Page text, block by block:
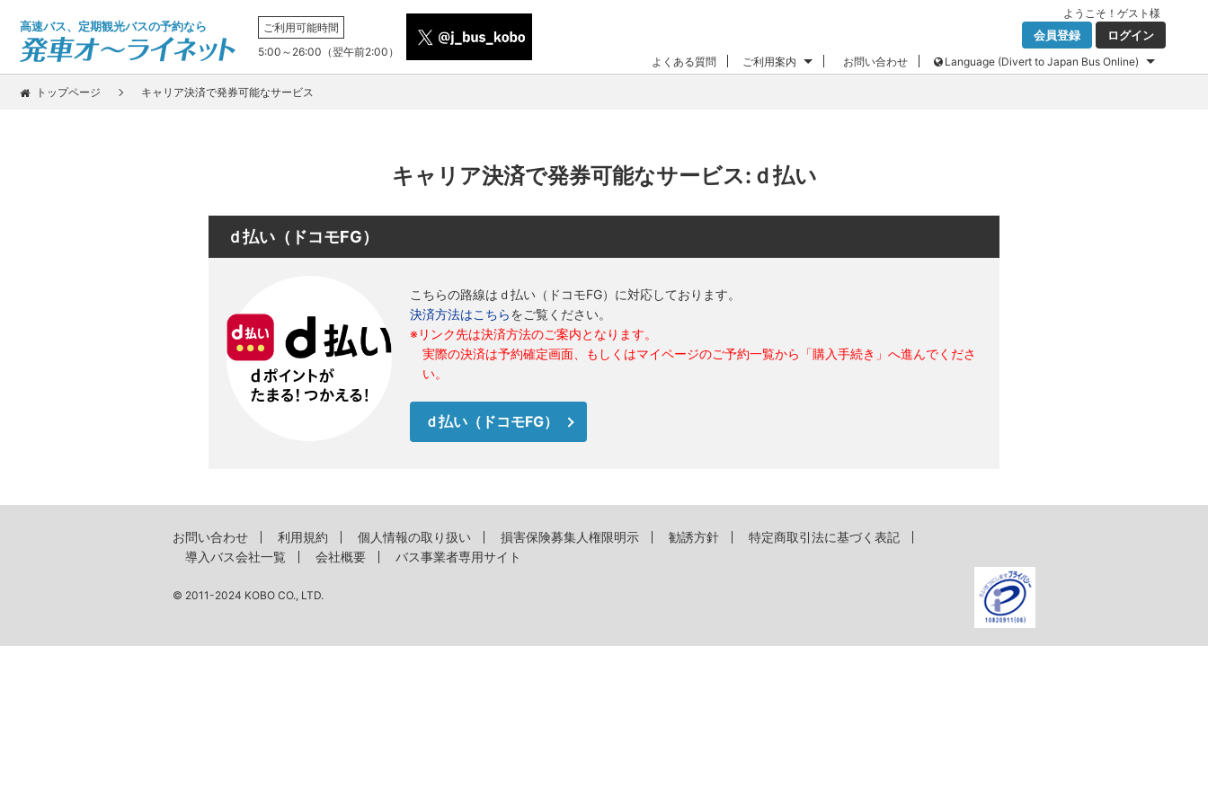
高速バス、定期観光バスの予約なら
ご利用可能時間
5:00～26:00（翌午前2:00）
ようこそ！ ゲスト 様
会員登録 ログイン
よくある質問 ご利用案内 お問い合わせ Language (Divert to Japan Bus Online)
トップページ キャリア決済で発券可能なサービス
キャリア決済で発券可能なサービス:ｄ払い
ｄ払い（ドコモFG）
こちらの路線はｄ払い（ドコモFG）に対応しております。
決済方法はこちらをご覧ください。
※ リンク先は決済方法のご案内となります。
実際の決済は予約確定画面、もしくはマイページのご予約一覧から「購入手続き」へ進んでくださ
い。
ｄ払い（ドコモFG）
お問い合わせ 利用規約 個人情報の取り扱い 損害保険募集人権限明示 勧誘方針
特定商取引法に基づく表記
導入バス会社一覧
会社概要 バス事業者専用サイト
© 2011-2024 KOBO CO., LTD.